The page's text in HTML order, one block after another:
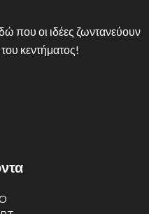
που οι ιδέες ζωντανεύουν
κεντήματος!